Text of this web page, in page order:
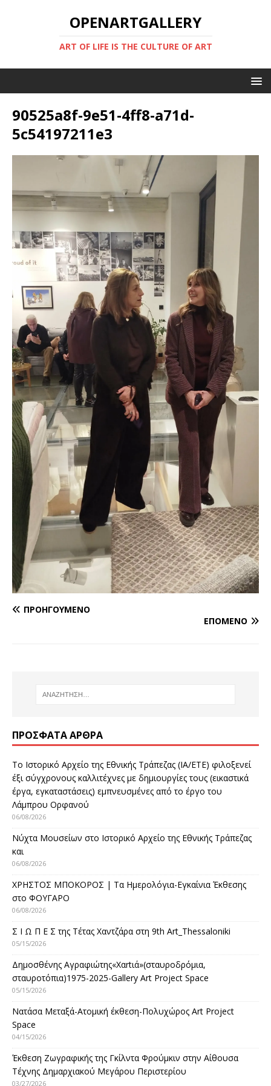
OPENARTGALLERY
ART OF LIFE IS THE CULTURE OF ART
90525a8f-9e51-4ff8-a71d-
5c54197211e3
ΠΡΟΗΓΟΎΜΕΝΟ
ΕΠΌΜΕΝΟ
ΠΡΌΣΦΑΤΑ ΆΡΘΡΑ
Το Ιστορικό Αρχείο της Εθνικής Τράπεζας (ΙΑ/ΕΤΕ) φιλοξενεί
έξι σύγχρονους καλλιτέχνες με δημιουργίες τους (εικαστικά
έργα, εγκαταστάσεις) εμπνευσμένες από το έργο του
Λάμπρου Ορφανού
06/08/2026
Νύχτα Μουσείων στο Ιστορικό Αρχείο της Εθνικής Τράπεζας
και
06/08/2026
ΧΡΗΣΤΟΣ ΜΠΟΚΟΡΟΣ | Τα Ημερολόγια-Εγκαίνια Έκθεσης
στο ΦΟΥΓΑΡΟ
06/08/2026
Σ Ι Ω Π Ε Σ της Τέτας Χαντζάρα στη 9th Art_Thessaloniki
05/15/2026
Δημοσθένης Αγραφιώτης«Xαrtιά»(σταυροδρόμια,
σταυροτόπια)1975-2025-Gallery Art Project Space
05/15/2026
Νατάσα Μεταξά-Ατομική έκθεση-Πολυχώρος Art Project
Space
04/15/2026
Έκθεση Ζωγραφικής της Γκίλντα Φρούμκιν στην Αίθουσα
Τέχνης Δημαρχιακού Μεγάρου Περιστερίου
03/27/2026